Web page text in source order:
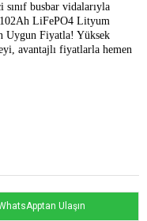
busbar vidalarıyla
LiFePO4 Lityum
Uygun Fiyatla! Yüksek
avantajlı fiyatlarla hemen
Ulaşın